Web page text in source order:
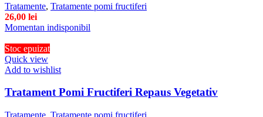
Tratamente, Tratamente pomi fructiferi
26,00 lei
Momentan indisponibil
Stoc epuizat
Quick view
Add to wishlist
Tratament Pomi Fructiferi Repaus Vegetativ
Tratamente Tratamente pomi fructiferi